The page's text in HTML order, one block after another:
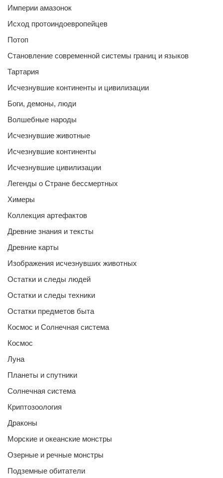
Империи амазонок
Исход протоиндоевропейцев
Потоп
Становление современной системы границ и языков
Тартария
Исчезнувшие континенты и цивилизации
Боги, демоны, люди
Волшебные народы
Исчезнувшие животные
Исчезнувшие континенты
Исчезнувшие цивилизации
Легенды о Стране бессмертных
Химеры
Коллекция артефактов
Древние знания и тексты
Древние карты
Изображения исчезнувших животных
Остатки и следы людей
Остатки и следы техники
Остатки предметов быта
Космос и Солнечная система
Космос
Луна
Планеты и спутники
Солнечная система
Криптозоология
Драконы
Морские и океанские монстры
Озерные и речные монстры
Подземные обитатели